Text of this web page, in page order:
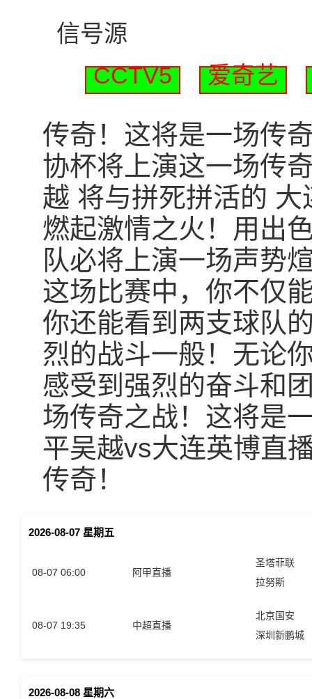
信号源
CCTV5
爱奇艺
传奇！这将是一场传
协杯将上演这一场传
越 将与拼死拼活的
燃起激情之火！用出
队必将上演一场声势
这场比赛中，你不仅
你还能看到两支球队
烈的战斗一般！无论
感受到强烈的奋斗和
场传奇之战！这将是
平吴越vs大连英博直
传奇！
2026-08-07 星期五
08-07 06:00 阿甲直播
圣塔菲联
拉努斯
08-07 19:35 中超直播
北京国安
深圳新鹏城
2026-08-08 星期六